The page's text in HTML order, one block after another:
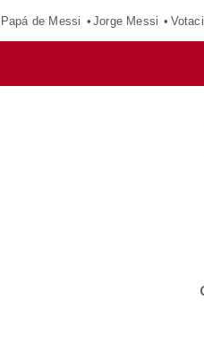
Papá de Messi Jorge Messi